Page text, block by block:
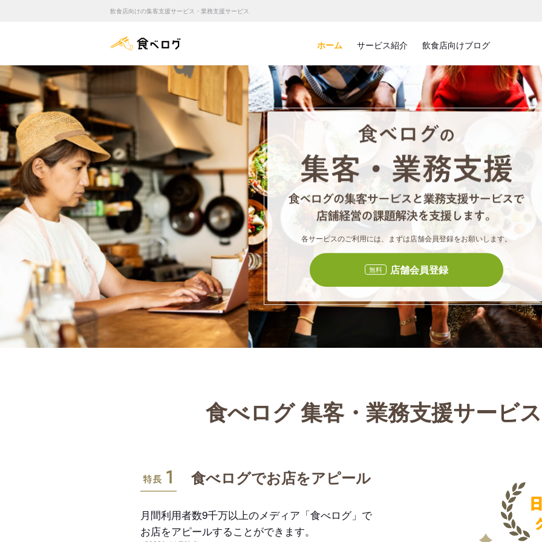
飲食店向けの集客支援サービス・業務支援サービス
ホーム サービス紹介 飲食店向けブログ
食べロ
各サービスのご利用には、まずは店舗会員登録をお願いします。
無料 店舗会員登録
食べログ 集客・業務支援サービ
特長1
食べログでお店をアピール
月間利用者数9千万以上のメディア「食べログ」で
お店をアピールすることができます。